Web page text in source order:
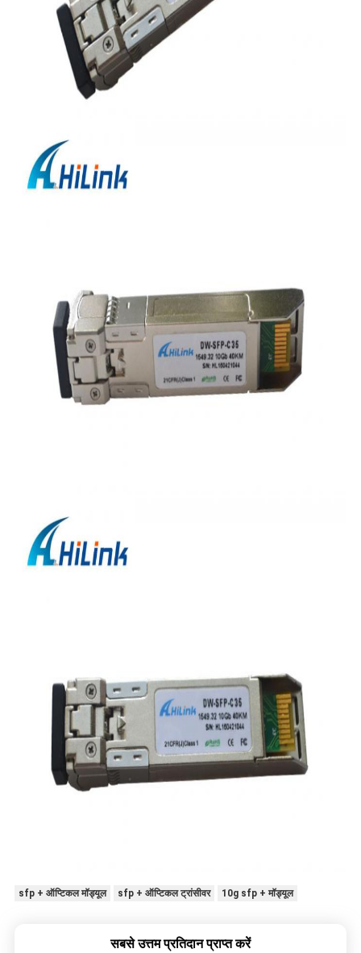
sfp + ऑप्टिकल मॉड्यूल sfp + ऑप्टिकल ट्रांसीवर 10g sfp + मॉड्यूल
सबसे उत्तम प्रतिदान प्राप्त करें